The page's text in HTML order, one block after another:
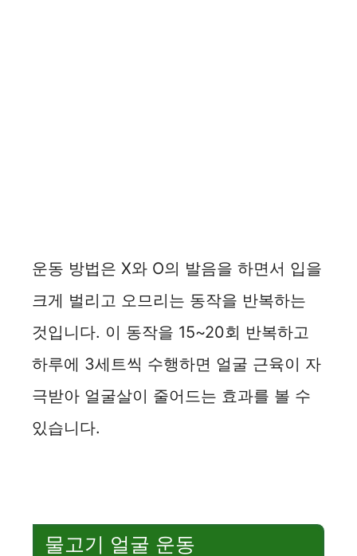
운동 방법은 X와 O의 발음을 하면서 입을
크게 벌리고 오므리는 동작을 반복하는
것입니다. 이 동작을 15~20회 반복하고
하루에 3세트씩 수행하면 얼굴 근육이 자
극받아 얼굴살이 줄어드는 효과를 볼 수
있습니다.
물고기 얼굴 운동